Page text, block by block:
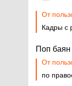
От
Кадры с
Поп
От
по